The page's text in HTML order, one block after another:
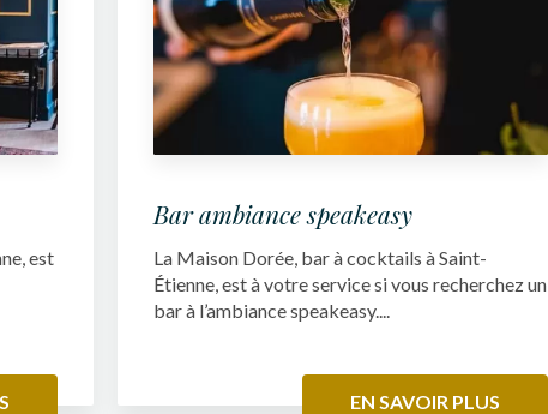
est
Bar ambiance speakeasy
La Maison Dorée, bar à cocktails à Saint-
Étienne, est à votre service si vous recherchez un
bar à l’ambiance speakeasy....
EN SAVOIR PLUS